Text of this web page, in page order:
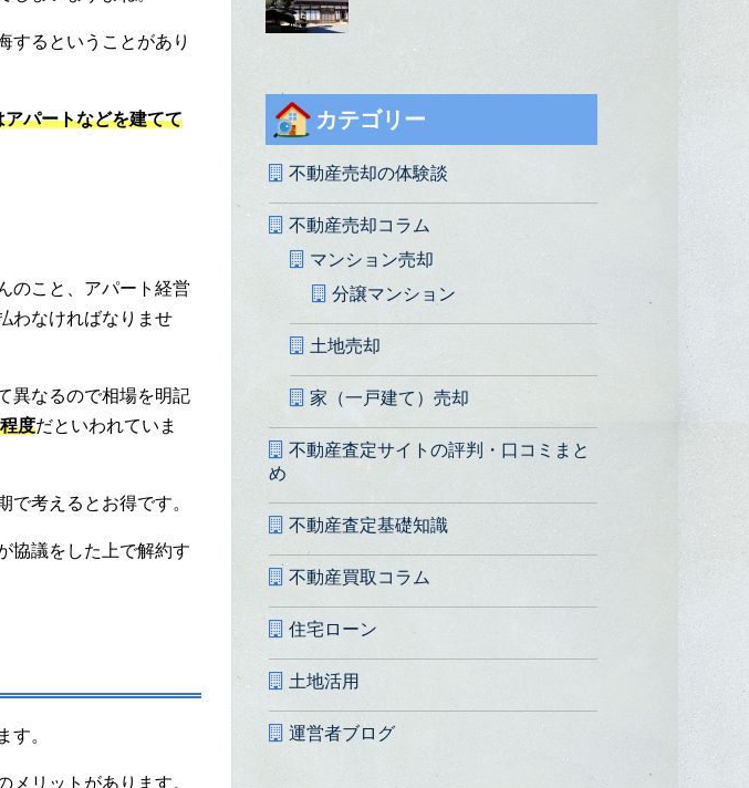
するということがあり
アパートなどを建てて
のこと、アパート経営
わなければなりませ
異なるので相場を明記
度だといわれていま
考えるとお得です。
協議をした上で解約す
す。
リットがあります。
カテゴリー
不動産売却の体験談
不動産売却コラム
マンション売却
分譲マンション
土地売却
家（一戸建て）売却
不動産査定サイトの評判・口コミまと
め
不動産査定基礎知識
不動産買取コラム
住宅ローン
土地活用
運営者ブログ